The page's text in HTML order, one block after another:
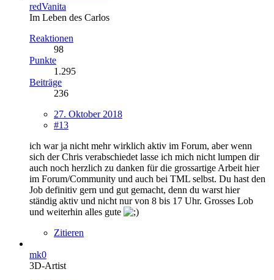
redVanita
Im Leben des Carlos
Reaktionen
98
Punkte
1.295
Beiträge
236
27. Oktober 2018
#13
ich war ja nicht mehr wirklich aktiv im Forum, aber wenn
sich der Chris verabschiedet lasse ich mich nicht lumpen dir
auch noch herzlich zu danken für die grossartige Arbeit hier
im Forum/Community und auch bei TML selbst. Du hast den
Job definitiv gern und gut gemacht, denn du warst hier
ständig aktiv und nicht nur von 8 bis 17 Uhr. Grosses Lob
und weiterhin alles gute
Zitieren
mk0
3D-Artist